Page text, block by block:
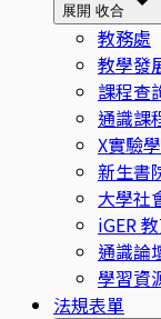
展開 收合
教務處
教學發
課程查
通識課
X實驗
新生書
大學社
iGER
通識論
學習資
法規表單